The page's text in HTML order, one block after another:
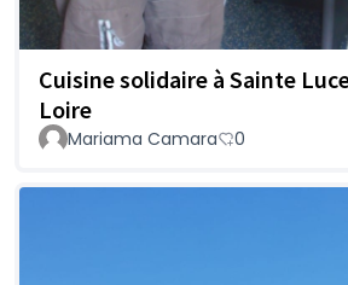
Cuisine solidaire à Sainte
Loire
Mariama Camara 0